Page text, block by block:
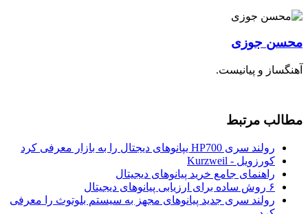
محسن جوزی
آهنگساز و پیانیست.
مطالب مرتبط
رولند سری HP700 یپانوهای دیجتال را به بازار معرفی کرد
کورزویل - Kurzweil
راهنمای جامع خرید پیانوهای دیجیتال
۶ روش ساده برای ارزیابی پیانوهای دیجیتال
رولند سری جدید پیانوهای مجهز به سیستم بلوتوث را معرفی